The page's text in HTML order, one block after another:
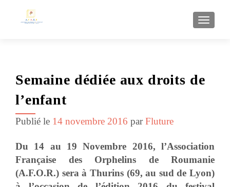
Semaine dédiée aux droits de
l’enfant
Publié le 14 novembre 2016 parFluture
Du 14 au 19 Novembre 2016, l’Association
Française des Orphelins de Roumanie
(A.F.O.R.) sera à Thurins (69, au sud de Lyon)